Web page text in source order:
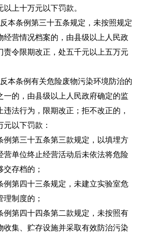
上十万元以下罚款。
本条例第三十五条规定，未按照规定
经营情况档案的，由县级以上人民政
责令限期改正，处五千元以上五万元
本条例有关危险废物污染环境防治的
一的，由县级以上人民政府确定的监
法行为，限期改正；拒不改正的，
以下罚款：
例第三十五条第三款规定，以填埋方
营单位终止经营活动后未依法将危险
存档的；
例第四十三条规定，未建立实验室危
制度的；
例第四十四条第二款规定，未按照有
收集、贮存设施并采取有效防治污染